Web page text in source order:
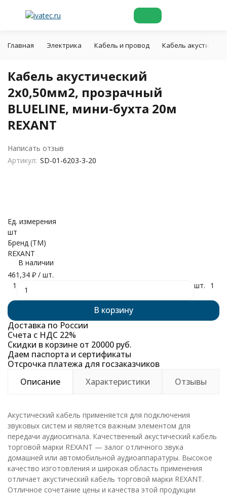
Главная Электрика Кабель и провод Кабель
Кабель акустический
2х0,50мм2, прозрачный
BLUELINE, мини-бухта 20м
REXANT
Написать отзыв
Артикул: SD-01-6203-3-20
Ед. измерения
шт
Бренд (ТМ)
REXANT
В наличии
461,34 ₽ / шт.
1
шт. 1
В корзину
Доставка по России
Счета с НДС 22%
Скидки в корзине от 20000 руб.
Даем паспорта и сертификаты
Отсрочка платежа для госзаказчиков
Описание
Характеристики Отзывы
Акустический кабель применяется для подключения
звуковых систем и является важным элементом для
передачи аудиосигнала. Качественный акустический кабель
торговой марки REXANT — залог отличного звука
домашней или автомобильной аудиоаппаратуры. Высокое
качество изготовления и широкая область применения
отличает акустический кабель торговой марки REXANT.
Отличное сочетание цены и качества этой продукции